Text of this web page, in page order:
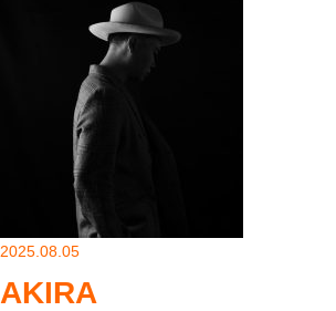
2025.08.05
AKIRA